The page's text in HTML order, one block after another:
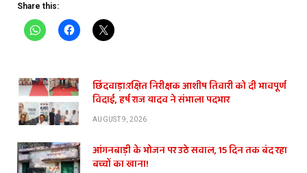
Share this:
छिंदवाड़ा:रक्षित निरीक्षक आशीष तिवारी को दी भावपूर्ण
विदाई, हर्ष राज यादव ने संभाला पदभार
AUGUST 9, 2026
आंगनबाड़ी के भोजन पर उठे सवाल, 15 दिन तक बंद रहा
बच्चों का खाना!